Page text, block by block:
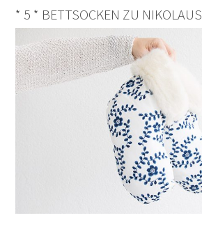
* 5 * BETTSOCKEN ZU NIKOLAUS